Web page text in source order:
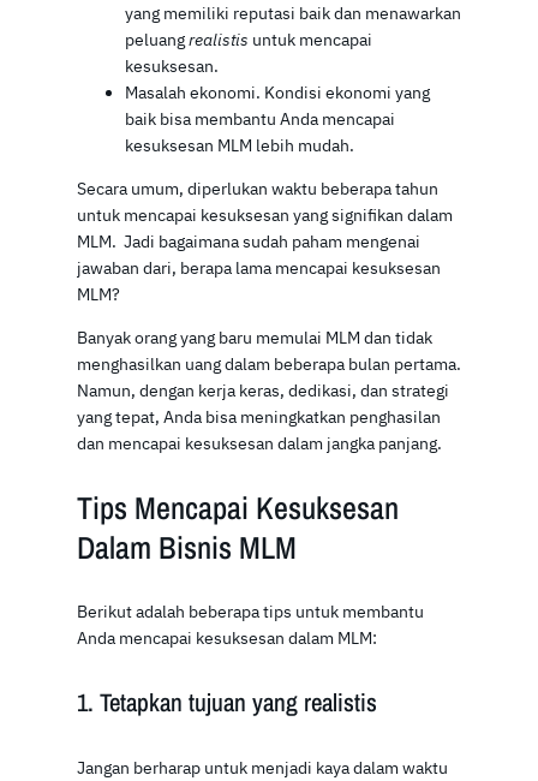
yang memiliki reputasi baik dan menawarkan
peluangrealistis untuk mencapai
kesuksesan.
Masalah ekonomi. Kondisi ekonomi yang
baik bisa membantu Anda mencapai
kesuksesan MLM lebih mudah.
Secara umum, diperlukan waktu beberapa tahun
untuk mencapai kesuksesan yang signifikan dalam
MLM. Jadi bagaimana sudah paham mengenai
jawaban dari, berapa lama mencapai kesuksesan
MLM?
Banyak orang yang baru memulai MLM dan tidak
menghasilkan uang dalam beberapa bulan pertama.
Namun, dengan kerja keras, dedikasi, dan strategi
yang tepat, Anda bisa meningkatkan penghasilan
dan mencapai kesuksesan dalam jangka panjang.
Tips Mencapai Kesuksesan
Dalam Bisnis MLM
Berikut adalah beberapa tips untuk membantu
Anda mencapai kesuksesan dalam MLM:
1. Tetapkan tujuan yang realistis
Jangan berharap untuk menjadi kaya dalam waktu